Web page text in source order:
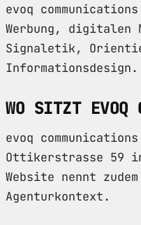
evoq
Werbung, digitalen
Signaletik,
Informationsdesign.
WO SITZT EVOQ
evoq
Ottikerstrasse 59
Website nennt
Agenturkontext.